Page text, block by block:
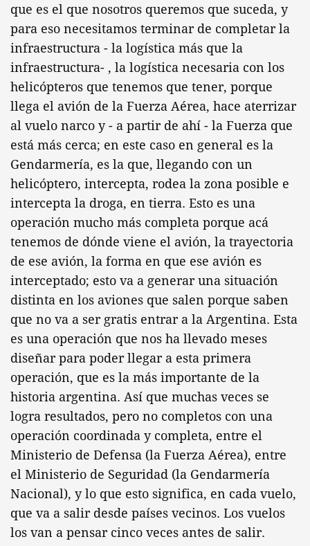
que es el que nosotros queremos que suceda, y
para eso necesitamos terminar de completar la
infraestructura - la logística más que la
infraestructura- , la logística necesaria con los
helicópteros que tenemos que tener, porque
llega el avión de la Fuerza Aérea, hace aterrizar
al vuelo narco y - a partir de ahí - la Fuerza que
está más cerca; en este caso en general es la
Gendarmería, es la que, llegando con un
helicóptero, intercepta, rodea la zona posible e
intercepta la droga, en tierra. Esto es una
operación mucho más completa porque acá
tenemos de dónde viene el avión, la trayectoria
de ese avión, la forma en que ese avión es
interceptado; esto va a generar una situación
distinta en los aviones que salen porque saben
que no va a ser gratis entrar a la Argentina. Esta
es una operación que nos ha llevado meses
diseñar para poder llegar a esta primera
operación, que es la más importante de la
historia argentina. Así que muchas veces se
logra resultados, pero no completos con una
operación coordinada y completa, entre el
Ministerio de Defensa (la Fuerza Aérea), entre
el Ministerio de Seguridad (la Gendarmería
Nacional), y lo que esto significa, en cada vuelo,
que va a salir desde países vecinos. Los vuelos
los van a pensar cinco veces antes de salir.